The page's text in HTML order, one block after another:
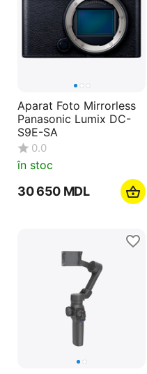
Aparat Foto Mirrorless
Panasonic Lumix DC-
S9E-SA
0.0
în stoc
30 650 MDL